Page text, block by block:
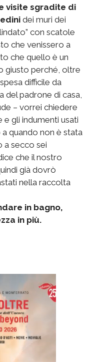
visite sgradite di
dei muri dei
con scatole
che venissero a
che quello è un
giusto perché, oltre
difficile da
padrone di casa,
– vorrei chiedere
gli indumenti usati
quando non è stata
a secco sei
che il nostro
già dovrò
nella raccolta
in bagno,
in più.